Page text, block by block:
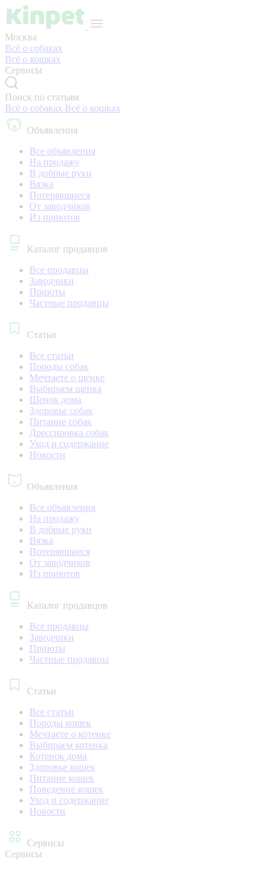
Москва
Всё о собаках
Всё о кошках
Сервисы
Поиск по статьям
Всё о собаках Всё о кошках
Объявления
Все объявления
На продажу
В добрые руки
Вязка
Потерявшиеся
От заводчиков
Из приютов
Каталог продавцов
Все продавцы
Заводчики
Приюты
Частные продавцы
Статьи
Все статьи
Породы собак
Мечтаете о щенке
Выбираем щенка
Щенок дома
Здоровье собак
Питание собак
Дрессировка собак
Уход и содержание
Новости
Объявления
Все объявления
На продажу
В добрые руки
Вязка
Потерявшиеся
От заводчиков
Из приютов
Каталог продавцов
Все продавцы
Заводчики
Приюты
Частные продавцы
Статьи
Все статьи
Породы кошек
Мечтаете о котенке
Выбираем котенка
Котенок дома
Здоровье кошек
Питание кошек
Поведение кошек
Уход и содержание
Новости
Сервисы
Сервисы